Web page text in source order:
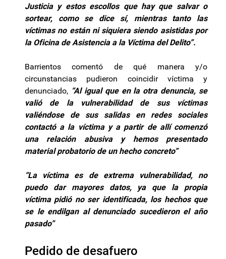
Justicia y estos escollos que hay que salvar o
sortear, como se dice sí, mientras tanto las
víctimas no están ni siquiera siendo asistidas por
la Oficina de Asistencia a la Víctima del Delito”.
Barrientos comentó de qué manera y/o
circunstancias pudieron coincidir víctima y
denunciado, “Al igual que en la otra denuncia, se
valió de la vulnerabilidad de sus víctimas
valiéndose de sus salidas en redes sociales
contactó a la víctima y a partir de allí comenzó
una relación abusiva y hemos presentado
material probatorio de un hecho concreto”
“La víctima es de extrema vulnerabilidad, no
puedo dar mayores datos, ya que la propia
víctima pidió no ser identificada, los hechos que
se le endilgan al denunciado sucedieron el año
pasado”
Pedido de desafuero